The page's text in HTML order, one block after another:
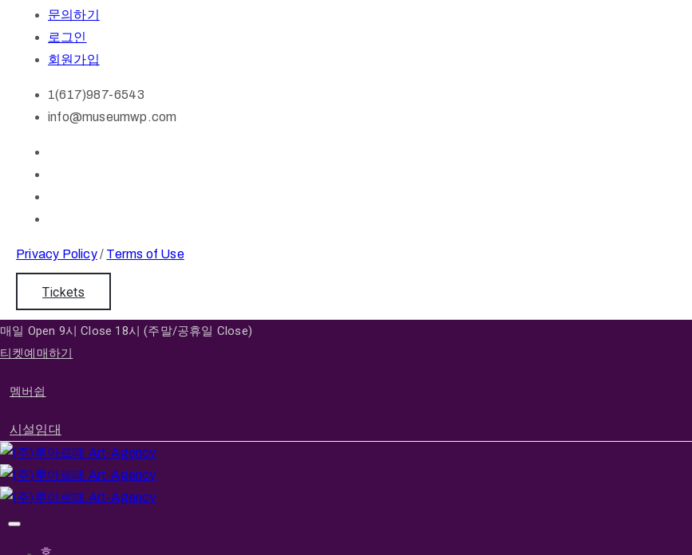
문의하기
로그인
회원가입
1(617)987-6543
info@museumwp.com
Privacy Policy/ Terms of Use
Tickets
매일 Open 9시 Close 18시 (주말/공휴일 Close)
티켓예매하기
멤버쉽
시설임대